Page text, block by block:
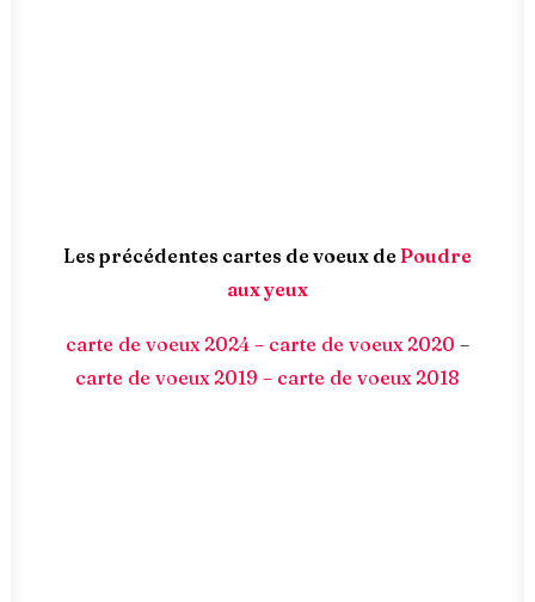
Les précédentes cartes de voeux de Poudre
aux yeux
carte de voeux 2024 – carte de voeux 2020 –
carte de voeux 2019 – carte de voeux 2018